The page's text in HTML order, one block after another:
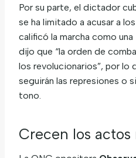
Por su parte, el dictador
se ha limitado a acusar a
calificó la marcha como
dijo que “la orden de
los revolucionarios”, por lo
seguirán las represiones o
tono.
Crecen los actos